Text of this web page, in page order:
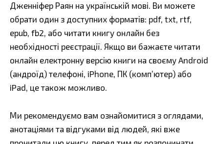
Дженніфер Раян на українській мові. Ви можете
обрати один з доступних форматів: pdf, txt, rtf,
epub, fb2, або читати книгу онлайн без
необхідності реєстрації. Якщо ви бажаєте читати
онлайн електронну версію книги на своєму Android
(андроїд) телефоні, iPhone, ПК (комп’ютер) або
iPad, це також можливо.
Ми рекомендуємо вам ознайомитися з оглядами,
анотаціями та відгуками від людей, які вже